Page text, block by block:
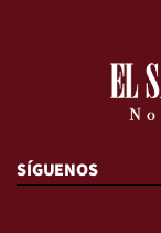
SÍGUENOS